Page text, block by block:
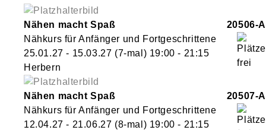
Nähen macht Spaß
20506-A
Nähkurs für Anfänger und Fortgeschrittene
25.01.27 - 15.03.27 (7-mal) 19:00 - 21:15
Herbern
Nähen macht Spaß
20507-A
Nähkurs für Anfänger und Fortgeschrittene
12.04.27 - 21.06.27 (8-mal) 19:00 - 21:15